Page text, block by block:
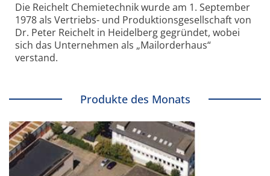
Die Reichelt Chemietechnik wurde am 1. September
1978 als Vertriebs- und Produktionsgesellschaft von
Dr. Peter Reichelt in Heidelberg gegründet, wobei
sich das Unternehmen als „Mailorderhaus“
verstand.
Produkte des Monats